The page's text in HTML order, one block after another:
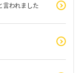
言われました